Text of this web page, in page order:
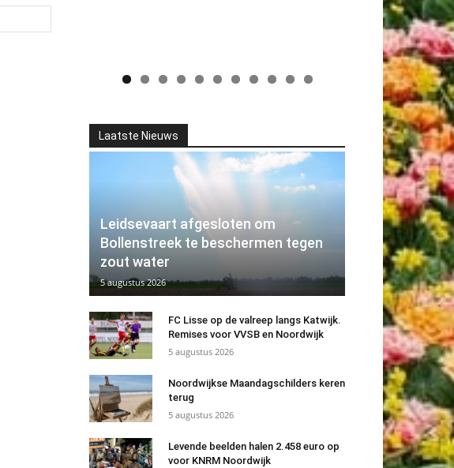
Laatste Nieuws
Leidsevaart afgesloten om
Bollenstreek te beschermen tegen
zout water
5 augustus 2026
FC Lisse op de valreep langs Katwijk.
Remises voor VVSB en Noordwijk
5 augustus 2026
Noordwijkse Maandagschilders keren
terug
5 augustus 2026
Levende beelden halen 2.458 euro op
voor KNRM Noordwijk